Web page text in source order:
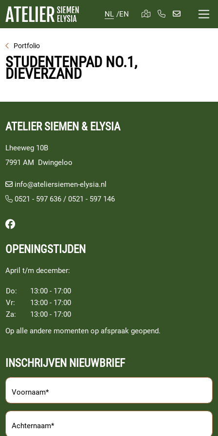
NL /EN
Portfolio
STUDENTENPAD NO.1,
DIEVERZAND
ATELIER SIEMEN & ELYSIA
Lheeweg 10B
7991 AM Dwingeloo
info@ateliersiemen-elysia.nl
0521 - 597 636 /0521 - 597 146
Volg ons op Facebook
OPENINGSTIJDEN
April t/m december:
Do:
13:00 - 17:00
Vr:
13:00 - 17:00
Za:
13:00 - 17:00
Op alle andere momenten op afspraak geopend.
INSCHRIJVEN NIEUWBRIEF
Voornaam*
Achternaam*